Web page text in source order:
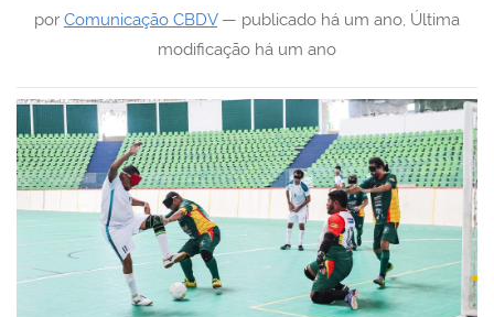
por Comunicação CBDV— publicado há um ano, Última
modificação há um ano